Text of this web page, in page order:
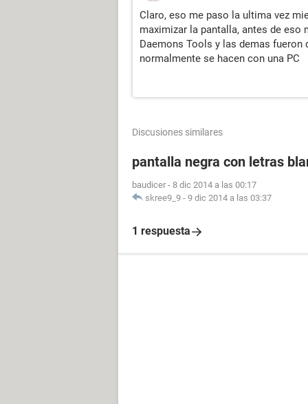
Claro, eso me paso la ultima vez
maximizar la pantalla, antes de eso
Daemons Tools y las demas
normalmente se hacen con una PC
Discusiones similares
pantalla negra con letras
baudicer - 8 dic 2014 a las 00:17
skree9_9 - 9 dic 2014 a las 03:37
1 respuesta